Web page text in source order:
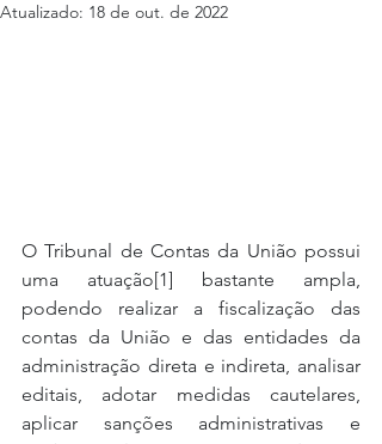
Atualizado: 18 de out. de 2022
O Tribunal de Contas da União possui
uma atuação[1] bastante ampla,
podendo realizar a fiscalização das
contas da União e das entidades da
administração direta e indireta, analisar
editais, adotar medidas cautelares,
aplicar sanções administrativas e